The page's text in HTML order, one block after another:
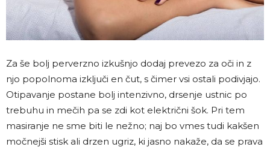
Za še bolj perverzno izkušnjo dodaj prevezo za oči in z
njo popolnoma izključi en čut, s čimer vsi ostali podivjajo.
Otipavanje postane bolj intenzivno, drsenje ustnic po
trebuhu in mečih pa se zdi kot električni šok. Pri tem
masiranje ne sme biti le nežno; naj bo vmes tudi kakšen
močnejši stisk ali drzen ugriz, ki jasno nakaže, da se prava